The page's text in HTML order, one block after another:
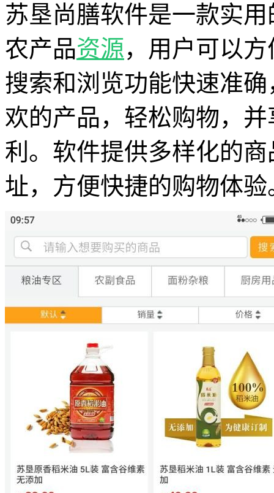
苏垦尚膳软件是一款实用
农产品资源，用户可以
搜索和浏览功能快速准
欢的产品，轻松购物，
利。软件提供多样化的
址，方便快捷的购物体验